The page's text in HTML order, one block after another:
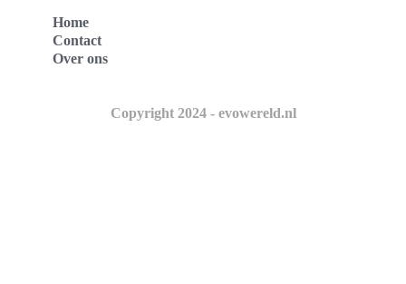
Home
Contact
Over ons
Copyright 2024 - evowereld.nl